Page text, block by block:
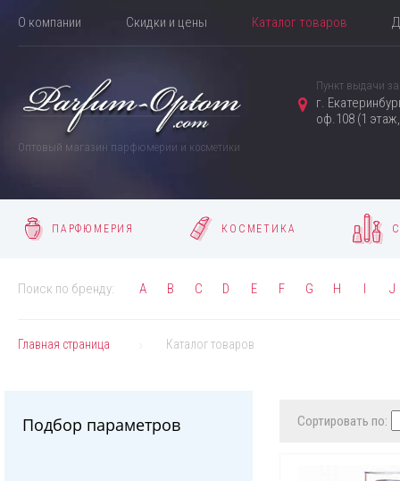
О компании Скидки и цены Каталог товаров
Оптовый магазин парфюмерии и косметики
Пункт выдачи
г.
оф.108 (1
ПАРФЮМЕРИЯ КОСМЕТИКА
Поиск по бренду: A B C D E F G H I J
Главная страница Каталог товаров
Подбор параметров Сортировать по: